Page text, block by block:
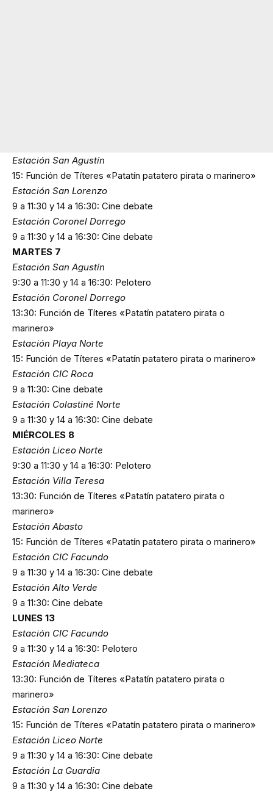
Estación San Agustín
15: Función de Títeres «Patatín patatero pirata o marinero»
Estación San Lorenzo
9 a 11:30 y 14 a 16:30: Cine debate
Estación Coronel Dorrego
9 a 11:30 y 14 a 16:30: Cine debate
MARTES 7
Estación San Agustín
9:30 a 11:30 y 14 a 16:30: Pelotero
Estación Coronel Dorrego
13:30: Función de Títeres «Patatín patatero pirata o
marinero»
Estación Playa Norte
15: Función de Títeres «Patatín patatero pirata o marinero»
Estación CIC Roca
9 a 11:30: Cine debate
Estación Colastiné Norte
9 a 11:30 y 14 a 16:30: Cine debate
MIÉRCOLES 8
Estación Liceo Norte
9:30 a 11:30 y 14 a 16:30: Pelotero
Estación Villa Teresa
13:30: Función de Títeres «Patatín patatero pirata o
marinero»
Estación Abasto
15: Función de Títeres «Patatín patatero pirata o marinero»
Estación CIC Facundo
9 a 11:30 y 14 a 16:30: Cine debate
Estación Alto Verde
9 a 11:30: Cine debate
LUNES 13
Estación CIC Facundo
9 a 11:30 y 14 a 16:30: Pelotero
Estación Mediateca
13:30: Función de Títeres «Patatín patatero pirata o
marinero»
Estación San Lorenzo
15: Función de Títeres «Patatín patatero pirata o marinero»
Estación Liceo Norte
9 a 11:30 y 14 a 16:30: Cine debate
Estación La Guardia
9 a 11:30 y 14 a 16:30: Cine debate